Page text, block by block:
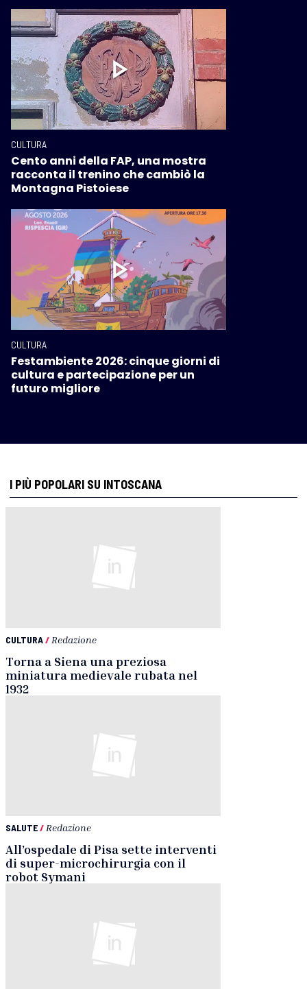
CULTURA
Cento anni della FAP, una mostra
racconta il trenino che cambiò la
Montagna Pistoiese
CULTURA
Festambiente 2026: cinque giorni di
cultura e partecipazione per un
futuro migliore
I PIÙ POPOLARI SU INTOSCANA
CULTURA/ Redazione
Torna a Siena una preziosa
miniatura medievale rubata nel
1932
SALUTE/ Redazione
All’ospedale di Pisa sette interventi
di super-microchirurgia con il
robot Symani